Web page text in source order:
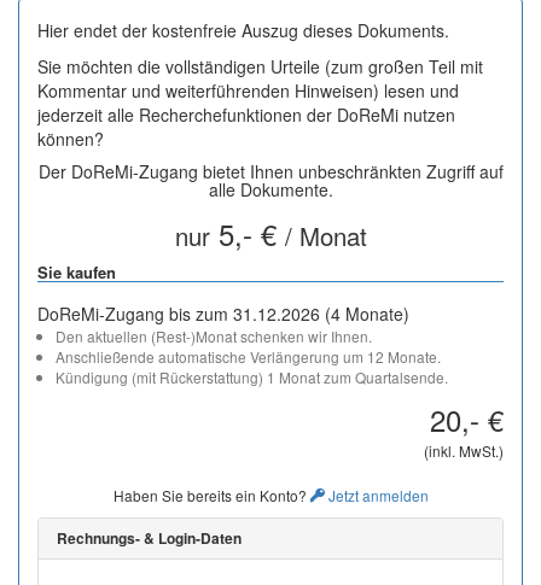
Hier endet der kostenfreie Auszug dieses Dokuments.
Sie möchten die vollständigen Urteile (zum großen Teil mit
Kommentar und weiterführenden Hinweisen) lesen und
jederzeit alle Recherchefunktionen der DoReMi nutzen
können?
Der DoReMi-Zugang bietet Ihnen unbeschränkten Zugriff auf
alle Dokumente.
nur5,- € / Monat
Sie kaufen
DoReMi-Zugang bis zum 31.12.2026 (4 Monate)
Den aktuellen (Rest-)Monat schenken wir Ihnen.
Anschließende automatische Verlängerung um 12 Monate.
Kündigung (mit Rückerstattung) 1 Monat zum Quartalsende.
20,- €
(inkl. MwSt.)
Haben Sie bereits ein Konto? Jetzt anmelden
Rechnungs- & Login-Daten